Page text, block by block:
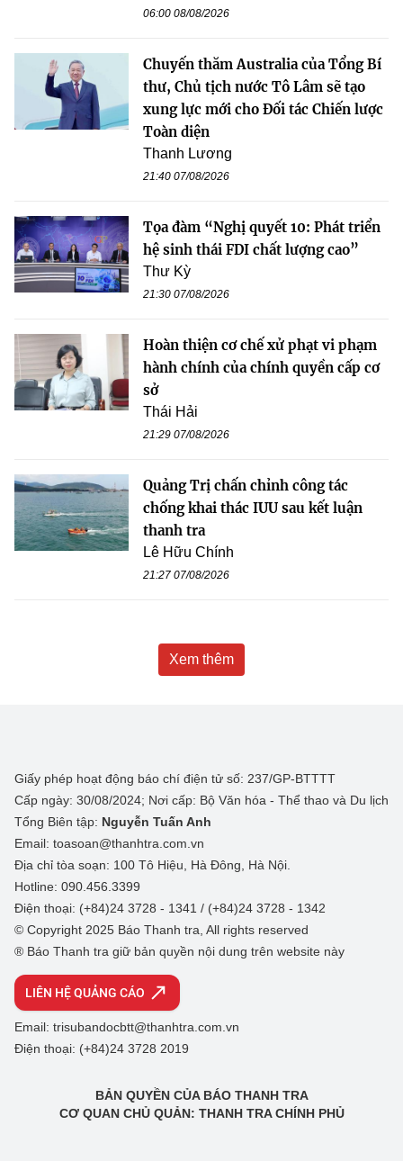
06:00 08/08/2026
Chuyến thăm Australia của Tổng Bí
thư, Chủ tịch nước Tô Lâm sẽ tạo
xung lực mới cho Đối tác Chiến lược
Toàn diện
Thanh Lương
21:40 07/08/2026
Tọa đàm “Nghị quyết 10: Phát triển
hệ sinh thái FDI chất lượng cao”
Thư Kỳ
21:30 07/08/2026
Hoàn thiện cơ chế xử phạt vi phạm
hành chính của chính quyền cấp cơ
sở
Thái Hải
21:29 07/08/2026
Quảng Trị chấn chỉnh công tác
chống khai thác IUU sau kết luận
thanh tra
Lê Hữu Chính
21:27 07/08/2026
Xem thêm
Giấy phép hoạt động báo chí điện tử số: 237/GP-BTTTT
Cấp ngày: 30/08/2024; Nơi cấp: Bộ Văn hóa - Thể thao và Du lịch
Tổng Biên tập: Nguyễn Tuấn Anh
Email: toasoan@thanhtra.com.vn
Địa chỉ tòa soạn: 100 Tô Hiệu, Hà Đông, Hà Nội.
Hotline: 090.456.3399
Điện thoại: (+84)24 3728 - 1341 / (+84)24 3728 - 1342
© Copyright 2025 Báo Thanh tra, All rights reserved
® Báo Thanh tra giữ bản quyền nội dung trên website này
LIÊN HỆ QUẢNG CÁO
Email: trisubandocbtt@thanhtra.com.vn
Điện thoại: (+84)24 3728 2019
BẢN QUYỀN CỦA BÁO THANH TRA
CƠ QUAN CHỦ QUẢN: THANH TRA CHÍNH PHỦ